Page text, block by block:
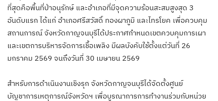
ที่สุดคือพื้นที่ป่าอนุรักษ์ และอำเภอที่มีจุดความร้อนสะสมสูงสุด 3
อันดับแรก ได้แก่ อำเภอศรีสวัสดิ์ ทองผาภูมิ และไทรโยค เพื่อควบคุม
สถานการณ์ จังหวัดกาญจนบุรีได้ประกาศกำหนดเขตควบคุมการเผา
และเขตการบริหารจัดการเชื้อเพลิง มีผลบังคับใช้ตั้งแต่วันที่ 26
มกราคม 2569 จนถึงวันที่ 30 เมษายน 2569
สำหรับการดำเนินงานเชิงรุก จังหวัดกาญจนบุรีได้จัดตั้งศูนย์
บัญชาการเหตุการณ์จังหวัดฯ เพื่อบูรณาการการทำงานร่วมกับหน่วย